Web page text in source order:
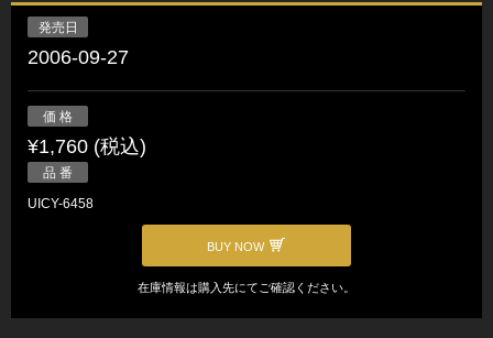
発売日
2006-09-27
価 格
¥1,760 (税込)
品 番
UICY-6458
BUY NOW
在庫情報は購入先にてご確認ください。